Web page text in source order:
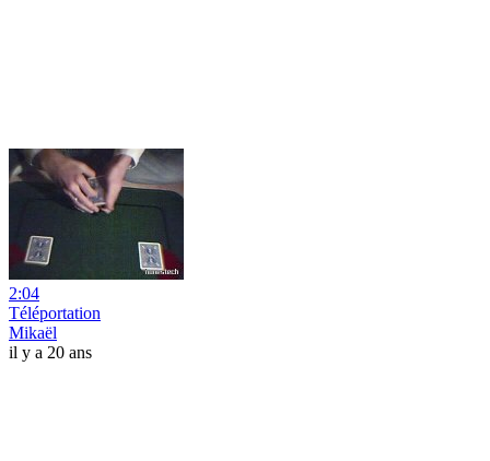
2:04
Téléportation
Mikaël
il y a 20 ans